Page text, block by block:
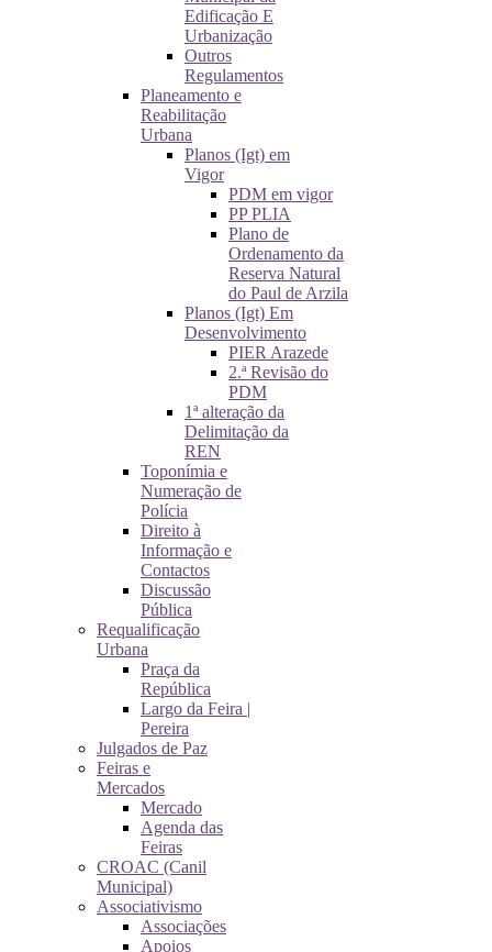
Edificação E
Urbanização
Outros
Regulamentos
Planeamento e
Reabilitação
Urbana
Planos (Igt) em
Vigor
PDM em vigor
PP PLIA
Plano de
Ordenamento da
Reserva Natural
do Paul de Arzila
Planos (Igt) Em
Desenvolvimento
PIER Arazede
2.ª Revisão do
PDM
1ª alteração da
Delimitação da
REN
Toponímia e
Numeração de
Polícia
Direito à
Informação e
Contactos
Discussão
Pública
Requalificação
Urbana
Praça da
República
Largo da Feira |
Pereira
Julgados de Paz
Feiras e
Mercados
Mercado
Agenda das
Feiras
CROAC (Canil
Municipal)
Associativismo
Associações
Apoios